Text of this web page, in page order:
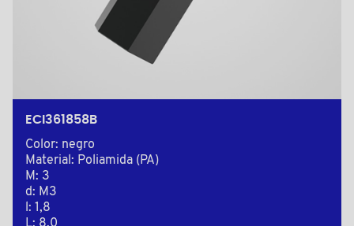
ECI361858B
Color: negro
Material: Poliamida (PA)
M: 3
d: M3
l: 1,8